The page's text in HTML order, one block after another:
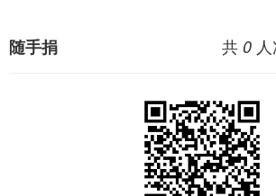
共 0
随手捐